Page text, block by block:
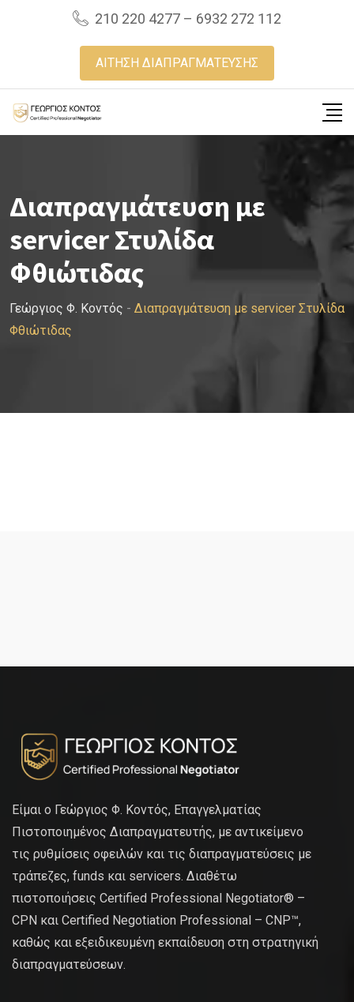
210 220 4277 – 6932 272 112
ΑΙΤΗΣΗ ΔΙΑΠΡΑΓΜΑΤΕΥΣΗΣ
Διαπραγμάτευση με
servicer Στυλίδα
Φθιώτιδας
Γεώργιος Φ. Κοντός - Διαπραγμάτευση με servicer Στυλίδα
Φθιώτιδας
Είμαι ο Γεώργιος Φ. Κοντός, Επαγγελματίας
Πιστοποιημένος Διαπραγματευτής, με αντικείμενο
τις ρυθμίσεις οφειλών και τις διαπραγματεύσεις με
τράπεζες, funds και servicers. Διαθέτω
πιστοποιήσεις Certified Professional Negotiator® –
CPN και Certified Negotiation Professional – CNP™,
καθώς και εξειδικευμένη εκπαίδευση στη στρατηγική
διαπραγματεύσεων.